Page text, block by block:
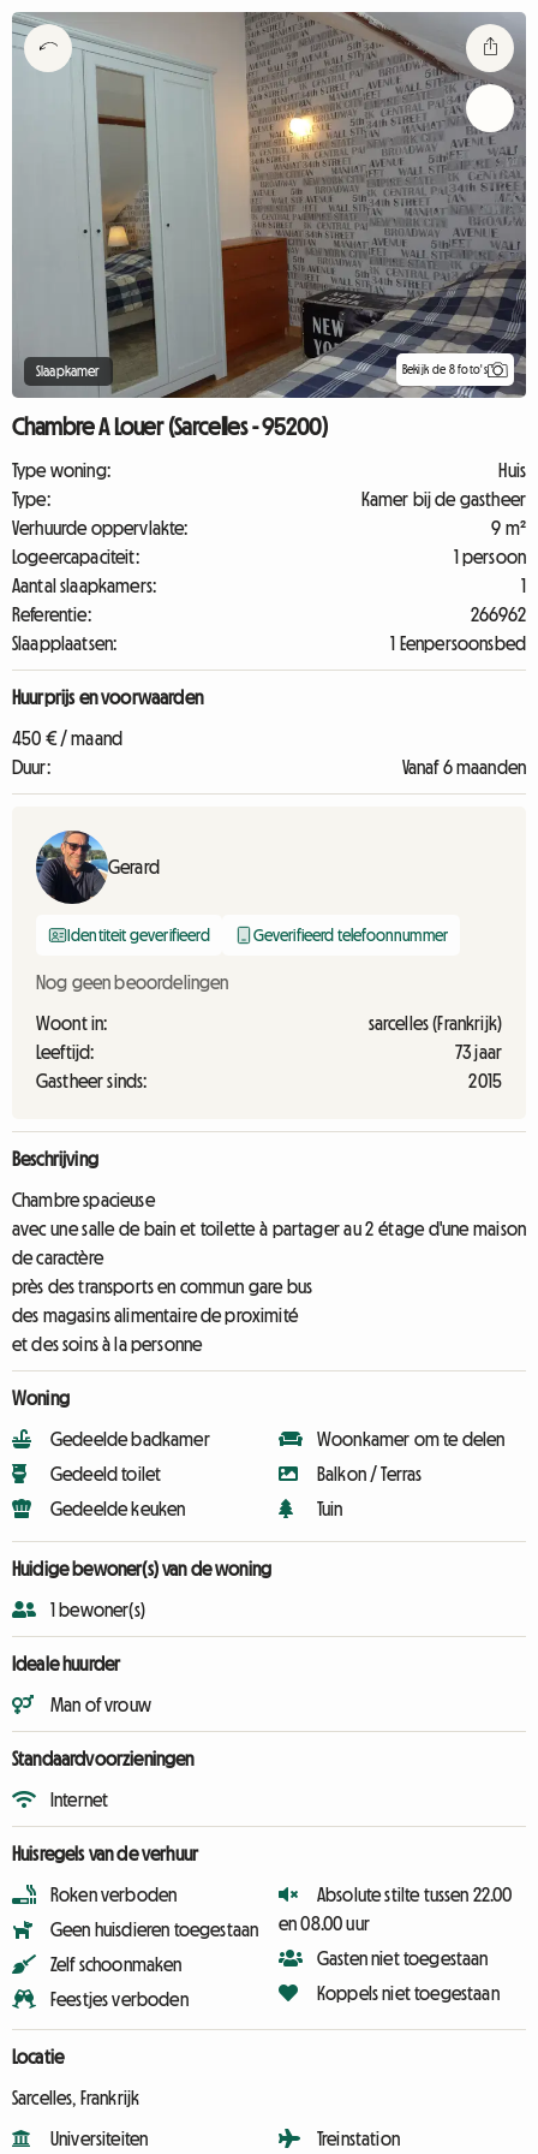
Slaapkamer Bekijk de 8 foto's
Chambre A Louer (Sarcelles - 95200)
Type woning:
Huis
Type:
Kamer bij de gastheer
Verhuurde oppervlakte:
9 m²
Logeercapaciteit:
1 persoon
Aantal slaapkamers:
1
Referentie:
266962
Slaapplaatsen:
1 Eenpersoonsbed
Huurprijs en voorwaarden
450 € / maand
Duur:
Vanaf 6 maanden
Gerard
Identiteit geverifieerd Geverifieerd telefoonnummer
Nog geen beoordelingen
Woont in:
sarcelles (Frankrijk)
Leeftijd:
73 jaar
Gastheer sinds:
2015
Beschrijving
Chambre spacieuse
avec une salle de bain et toilette à partager au 2 étage d'une maison
de caractère
près des transports en commun gare bus
des magasins alimentaire de proximité
et des soins à la personne
Woning
Gedeelde badkamer
Gedeeld toilet
Gedeelde keuken
Woonkamer om te delen
Balkon / Terras
Tuin
Huidige bewoner(s) van de woning
1 bewoner(s)
Ideale huurder
Man of vrouw
Standaardvoorzieningen
Internet
Huisregels van de verhuur
Roken verboden
Geen huisdieren toegestaan
Zelf schoonmaken
Feestjes verboden
Absolute stilte tussen 22.00
en 08.00 uur
Gasten niet toegestaan
Koppels niet toegestaan
Locatie
Sarcelles, Frankrijk
Universiteiten Treinstation